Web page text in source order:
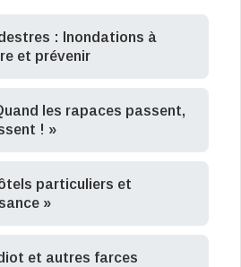
: Inondations à
et prévenir
les rapaces passent,
! »
particuliers et
»
et autres farces